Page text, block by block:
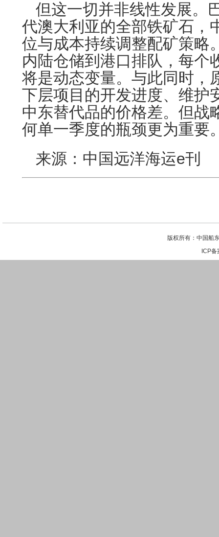
但这一切并非线性发展。
代澳大利亚的全部铁矿石，
位与成本持续调整配矿策略
内陆仓储到港口排队，每个
将是动态变量。与此同时，
下层项目的开发进度、维护
中东替代品的价格差。但战
何单一季度的瓶颈更为重要
来源：中国远洋海运e刊
版权所有：中国船
ICP